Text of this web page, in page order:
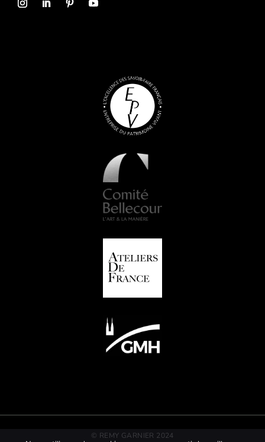
© REMY GARNIER 2024